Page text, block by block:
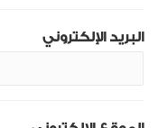
البريد الإلكتروني